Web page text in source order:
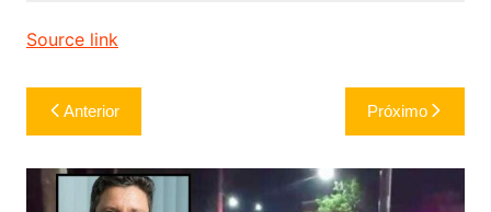
Source link
Navegação
de
Post
Anterior Próximo